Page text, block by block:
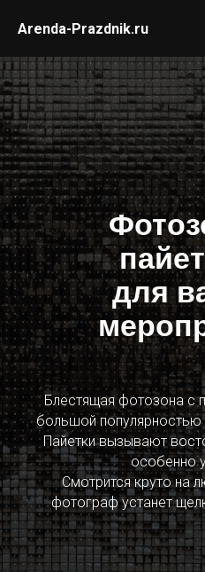
Arenda-Prazdnik.ru
для
Блестящая фотозона с
большой
Пайетки вызывают
особенно
Смотрится круто на
фотограф устанет